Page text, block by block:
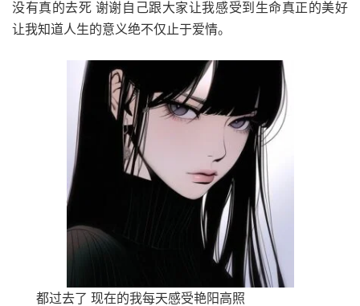
没有真的去死 谢谢自己跟大家让我感受到生命真正的美好
让我知道人生的意义绝不仅止于爱情。
都过去了 现在的我每天感受艳阳高照